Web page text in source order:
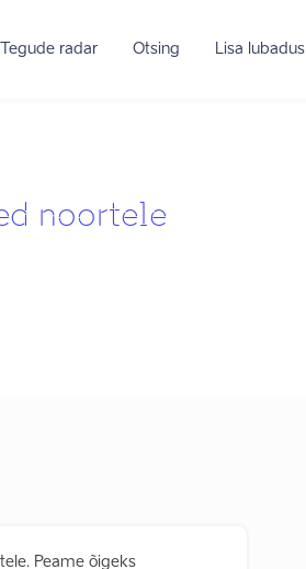
Tegude radar Otsing Lisa lubadus
noortele
Peame õigeks